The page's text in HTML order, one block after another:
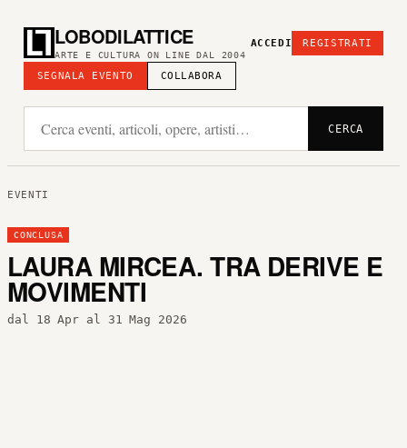
LOBODILATTICE
ARTE E CULTURA ON LINE DAL 2004
SEGNALA EVENTO COLLABORA
ACCEDI REGISTRATI
CERCA
EVENTI
CONCLUSA
LAURA MIRCEA. TRA DERIVE E
MOVIMENTI
dal 18 Apr al 31 Mag 2026